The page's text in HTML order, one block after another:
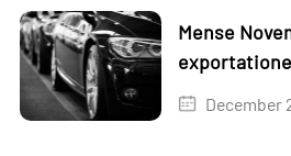
Mense
auctae sunt
December